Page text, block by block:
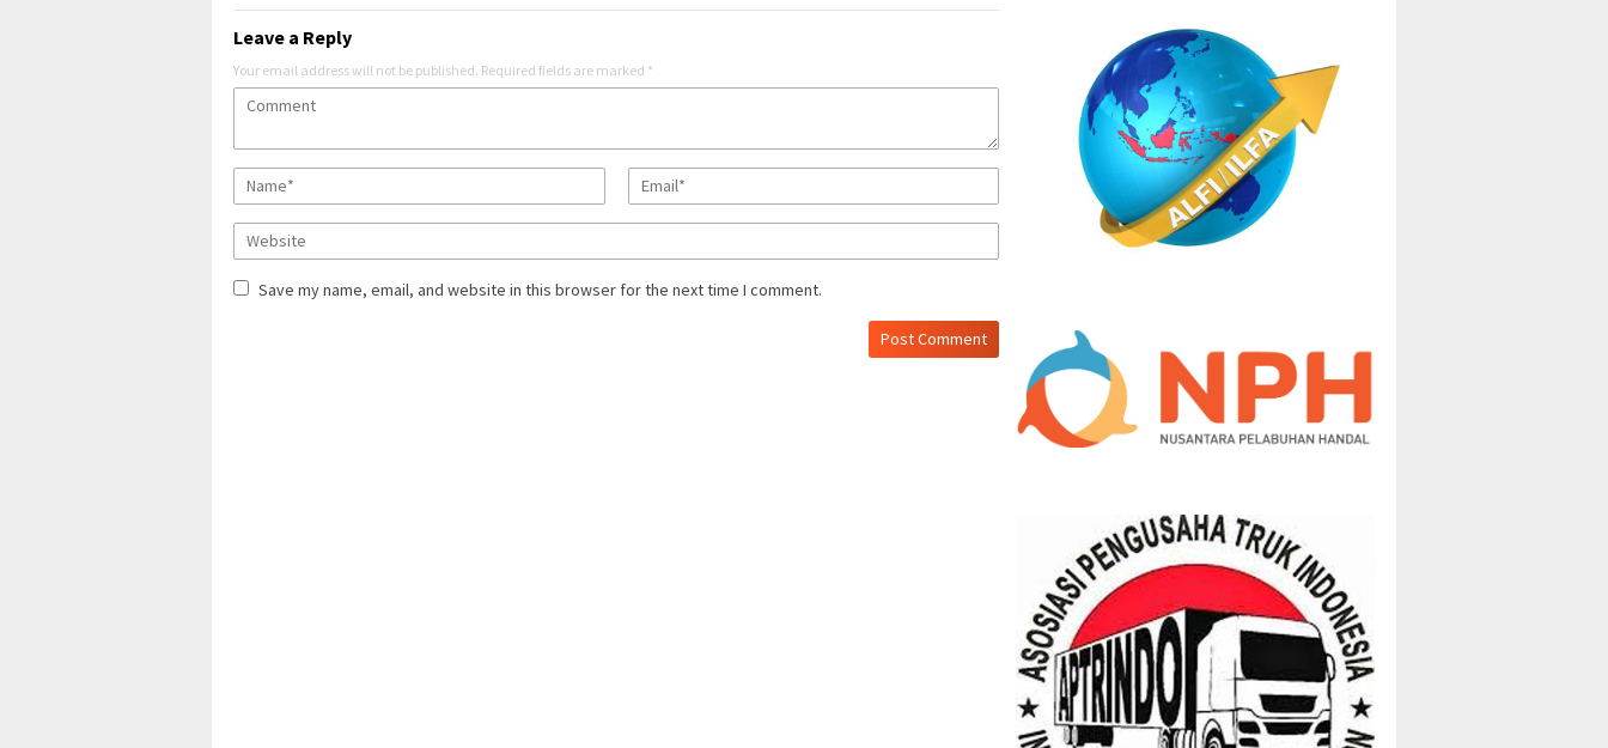
Leave a Reply
Your email address will not be published. Required fields are marked *
Save my name, email, and website in this browser for the next time I comment.